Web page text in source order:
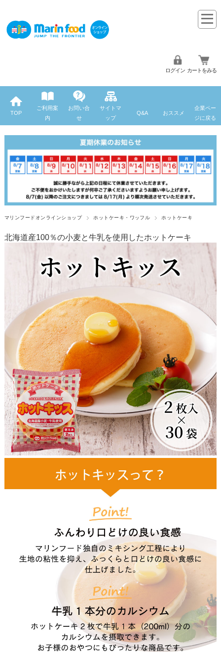
ログイン カートをみる
TOP
ご利用案
内
お問い合
せ
サイトマ
ップ
Q&A おススメ
企業ペー
ジに戻る
マリンフードオンラインショップ ホットケーキ・ワッフル ホットケーキ
北海道産100％の小麦と牛乳を使用したホットケーキ